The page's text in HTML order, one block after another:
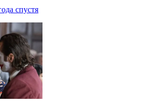
спустя